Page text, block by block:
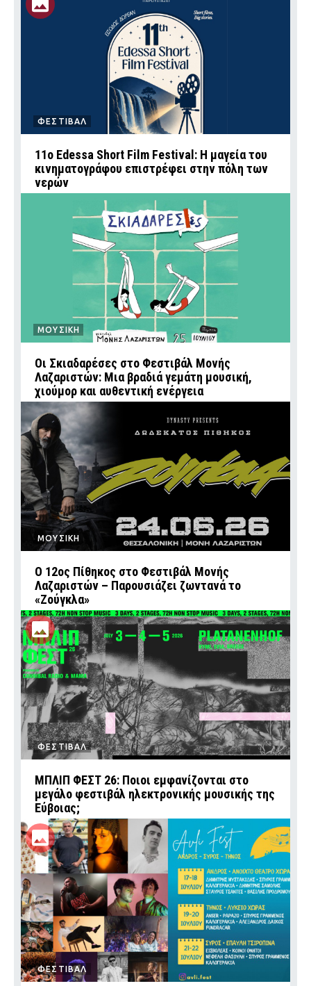
ΦΕΣΤΙΒΑΛ
11ο Edessa Short Film Festival: Η μαγεία του
κινηματογράφου επιστρέφει στην πόλη των
νερών
ΜΟΥΣΙΚΗ
Οι Σκιαδαρέσες στο Φεστιβάλ Μονής
Λαζαριστών: Μια βραδιά γεμάτη μουσική,
χιούμορ και αυθεντική ενέργεια
ΜΟΥΣΙΚΗ
Ο 12ος Πίθηκος στο Φεστιβάλ Μονής
Λαζαριστών – Παρουσιάζει ζωντανά το
«Ζούγκλα»
ΦΕΣΤΙΒΑΛ
ΜΠΛΙΠ ΦΕΣΤ 26: Ποιοι εμφανίζονται στο
μεγάλο φεστιβάλ ηλεκτρονικής μουσικής της
Εύβοιας;
ΦΕΣΤΙΒΑΛ